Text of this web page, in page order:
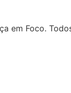
em Foco.